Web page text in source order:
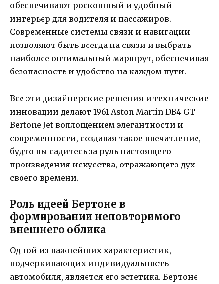
обеспечивают роскошный и удобный
интерьер для водителя и пассажиров.
Современные системы связи и навигации
позволяют быть всегда на связи и выбрать
наиболее оптимальный маршрут, обеспечивая
безопасность и удобство на каждом пути.
Все эти дизайнерские решения и технические
инновации делают 1961 Aston Martin DB4 GT
Bertone Jet воплощением элегантности и
современности, создавая такое впечатление,
будто вы садитесь за руль настоящего
произведения искусства, отражающего дух
своего времени.
Роль идеей Бертоне в
формировании неповторимого
внешнего облика
Одной из важнейших характеристик,
подчеркивающих индивидуальность
автомобиля, является его эстетика. Бертоне